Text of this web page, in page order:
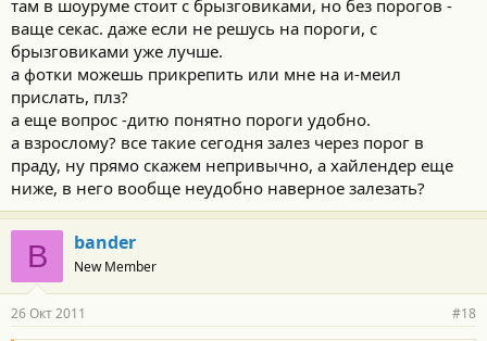
там в шоуруме стоит с брызговиками, но без порогов -
ваще секас. даже если не решусь на пороги, с
брызговиками уже лучше.
а фотки можешь прикрепить или мне на и-меил
прислать, плз?
а еще вопрос -дитю понятно пороги удобно.
а взрослому? все такие сегодня залез через порог в
праду, ну прямо скажем непривычно, а хайлендер еще
ниже, в него вообще неудобно наверное залезать?
B bander
New Member
26 Окт 2011 #18